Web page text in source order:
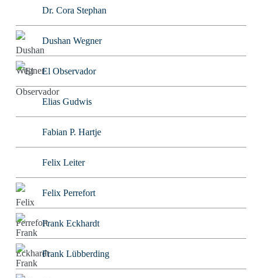
Dr. Cora Stephan
Dushan Wegner
El Observador
Elias Gudwis
Fabian P. Hartje
Felix Leiter
Felix Perrefort
Frank Eckhardt
Frank Lübberding